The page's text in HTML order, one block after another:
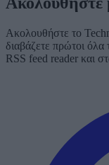
Ακολουθήστε το
διαβάζετε πρώτοι
RSS feed reader και